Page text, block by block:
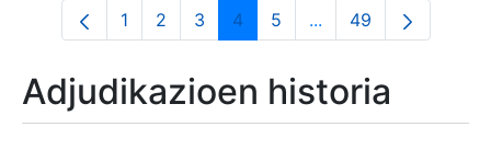
Orrialdea
1 Orrialdea
2 Orrialdea
3 Orrialdea
4 Orrialdea
5 ...Intermediate Pages
Orrialdea
49
Adjudikazioen historia